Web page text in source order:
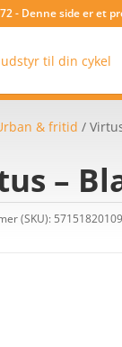
- Denne side er et
& fritid /
–
(SKU):